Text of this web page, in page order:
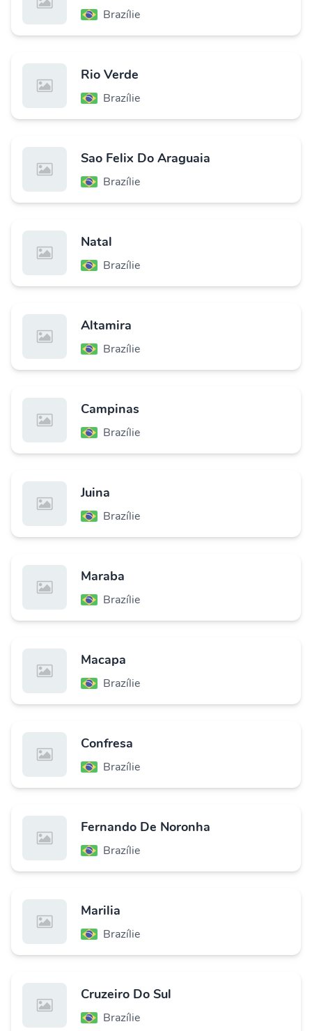
Brazílie
Rio Verde
Brazílie
Sao Felix Do Araguaia
Brazílie
Natal
Brazílie
Altamira
Brazílie
Campinas
Brazílie
Juina
Brazílie
Maraba
Brazílie
Macapa
Brazílie
Confresa
Brazílie
Fernando De Noronha
Brazílie
Marilia
Brazílie
Cruzeiro Do Sul
Brazílie